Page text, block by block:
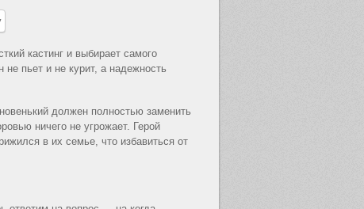
кастинг и выбирает самого
пьет и не курит, а надежность
должен полностью заменить
ничего не угрожает. Герой
в их семье, что избавиться от